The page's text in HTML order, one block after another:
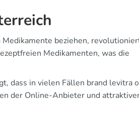
beziehen,
Medikamenten, was die
dass in vielen Fällen brand levitra
der Online-Anbieter und